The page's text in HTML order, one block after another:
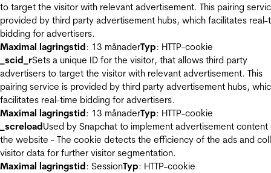
to target the visitor with relevant advertisement. This pairing
provided by third party advertisement hubs, which facilitates real-
bidding for advertisers.
Maximal lagringstid: 13 månaderTyp: HTTP-cookie
_scid_rSets a unique ID for the visitor, that allows third party
advertisers to target the visitor with relevant advertisement. This
pairing service is provided by third party advertisement hubs,
facilitates real-time bidding for advertisers.
Maximal lagringstid: 13 månaderTyp: HTTP-cookie
_screloadUsed by Snapchat to implement advertisement content
the website - The cookie detects the efficiency of the ads and
visitor data for further visitor segmentation.
Maximal lagringstid: SessionTyp: HTTP-cookie